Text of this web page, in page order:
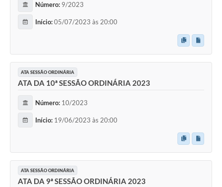
Número: 9/2023
Início:05/07/2023 às 20:00
ATA SESSÃO ORDINÁRIA
ATA DA 10ª SESSÃO ORDINÁRIA 2023
Número: 10/2023
Início: 19/06/2023 às 20:00
ATA SESSÃO ORDINÁRIA
ATA DA 9ª SESSÃO ORDINÁRIA 2023